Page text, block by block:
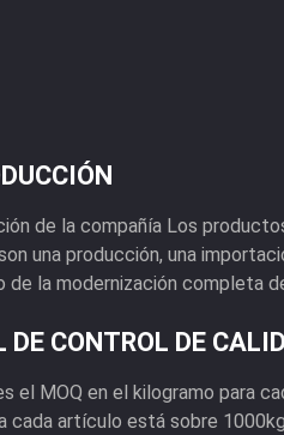
de la compañía Los
una producción, una
de la modernización completa
DE CONTROL DE
el MOQ en el kilogramo para
cada artículo está sobre